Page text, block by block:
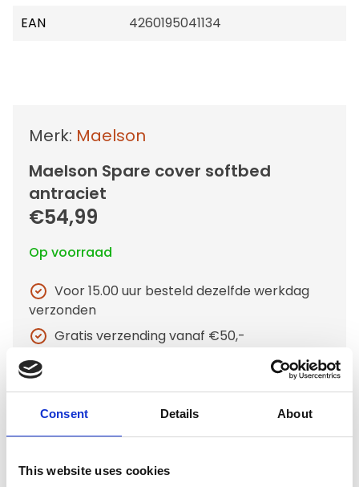
Consent Details About
This website uses cookies
EAN
4260195041134
Merk: Maelson
Maelson Spare cover softbed
antraciet
€54,99
Op voorraad
Voor 15.00 uur besteld dezelfde werkdag
verzonden
Gratis verzending vanaf €50,-
Verzending €7,95 België